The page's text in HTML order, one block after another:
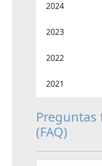
2024
2023
2022
2021
Preguntas
(FAQ)